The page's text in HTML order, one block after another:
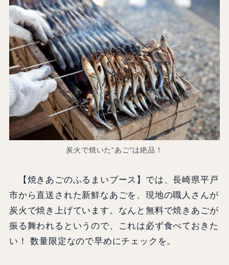
炭火で焼いた“あご”は絶品！
【焼きあごのふるまいブース】では、長崎県平戸
市から直送された新鮮なあごを、現地の職人さんが
炭火で焼き上げています。なんと無料で焼きあごが
振る舞われるというので、これは必ず食べておきた
い！ 数量限定なので早めにチェックを。